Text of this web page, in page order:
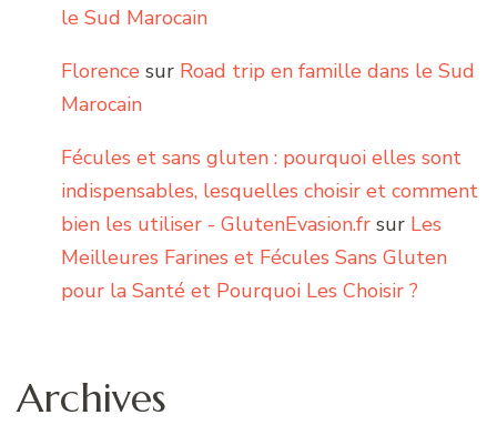
le Sud Marocain
Florence sur Road trip en famille dans le Sud
Marocain
Fécules et sans gluten : pourquoi elles sont
indispensables, lesquelles choisir et comment
bien les utiliser - GlutenEvasion.fr sur Les
Meilleures Farines et Fécules Sans Gluten
pour la Santé et Pourquoi Les Choisir ?
Archives